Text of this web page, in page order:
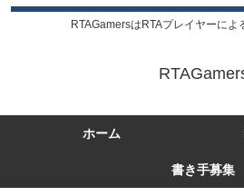
RTAGamersはRTAプレイヤーによ
ホーム
書き手募集